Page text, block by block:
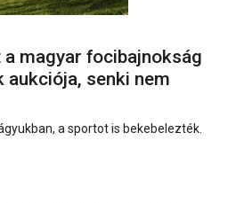
magyar focibajnokság
senki nem
a sportot is bekebelezték.